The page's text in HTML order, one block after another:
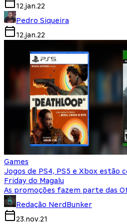
12.jan.22
Pedro Siqueira
12.jan.22
Games
Jogos de PS4, PS5 e Xbox estão
Friday do Magalu
As promoções fazem parte das
Redação NerdBunker
23.nov.21